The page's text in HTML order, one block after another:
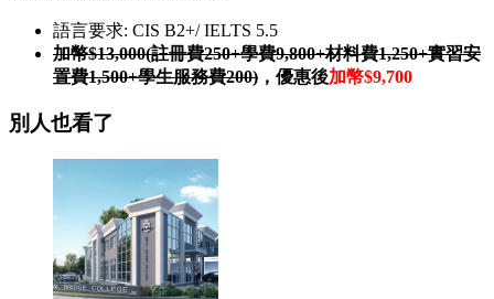
語言要求: CIS B2+/ IELTS 5.5
加幣$13,000(註冊費250+學費9,800+材料費1,250+實習安
置費1,500+學生服務費200) ，優惠後加幣$9,700
別人也看了